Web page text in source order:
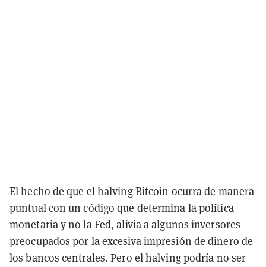
El hecho de que el halving Bitcoin ocurra de manera
puntual con un código que determina la política
monetaria y no la Fed, alivia a algunos inversores
preocupados por la excesiva impresión de dinero de
los bancos centrales. Pero el halving podría no ser